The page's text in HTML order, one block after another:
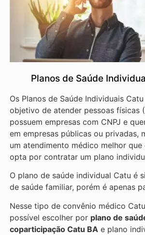
Planos de Saúde
Os Planos de Saúde Individuais
objetivo de atender pessoas físicas
possuem empresas com CNPJ e
em empresas públicas ou privadas,
um atendimento médico melhor que
opta por contratar um plano
O plano de saúde individual Catu é
de saúde familiar, porém é apenas
Nesse tipo de convênio médico
possível escolher por plano de
coparticipação Catu BA e plano